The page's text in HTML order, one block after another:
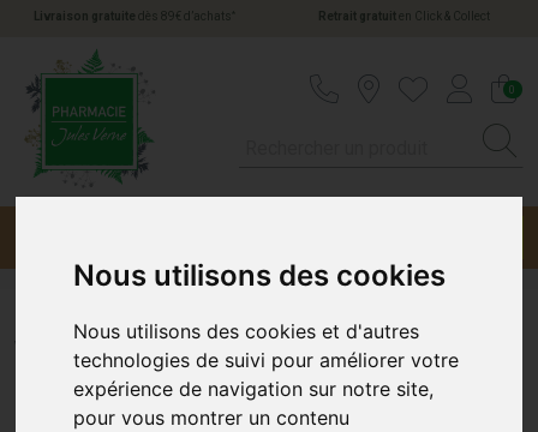
Nous utilisons des cookies
Nous utilisons des cookies et d'autres
technologies de suivi pour améliorer votre
expérience de navigation sur notre site,
pour vous montrer un contenu
Livraison gratuite dès 89€ d’achats * Retrait gratuiten Click & Collect
0
Weleda Jus Bouleau Bio
200Ml